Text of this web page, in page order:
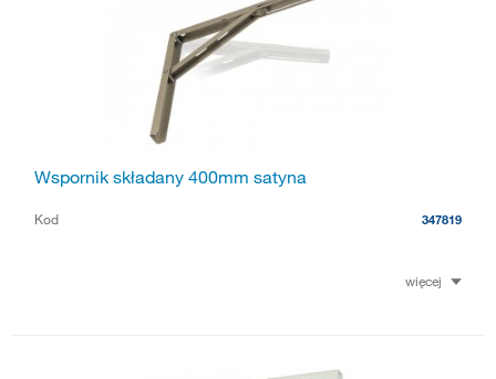
Wspornik składany 400mm satyna
Kod 347819
więcej